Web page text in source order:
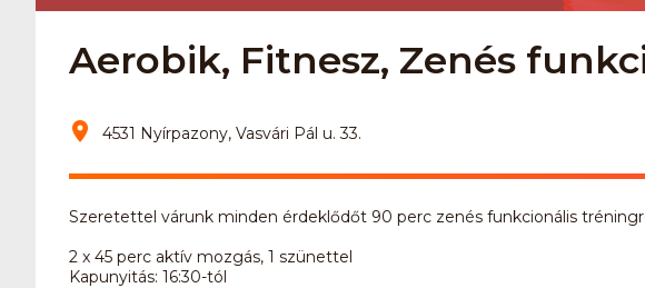
Aerobik, Fitnesz, Zenés
4531 Nyírpazony, Vasvári Pál u. 33.
Szeretettel várunk minden érdeklődőt 90 perc zenés funkcionális
2 x 45 perc aktív mozgás, 1 szünettel
Kapunyitás: 16:30-tól